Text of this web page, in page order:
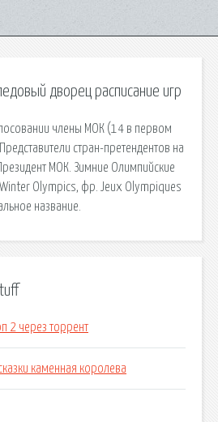
дворец расписание игр
члены МОК (14 в первом
стран-претендентов на
МОК. Зимние Олимпийские
Olympics, фр. Jeux Olympiques
название.
2 через торрент
каменная королева